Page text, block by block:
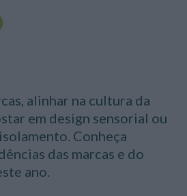
alinhar na cultura da
em design sensorial ou
Conheça
das marcas e do
ano.